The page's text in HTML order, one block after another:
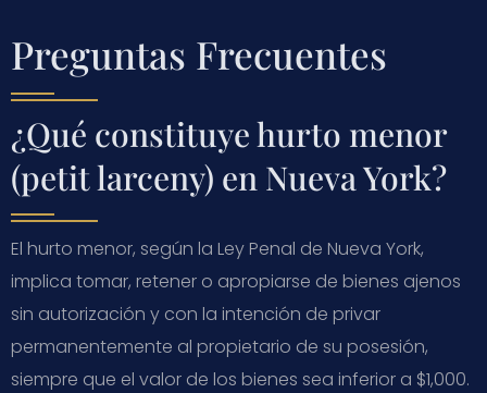
Preguntas Frecuentes
¿Qué constituye hurto menor
(petit larceny) en Nueva York?
El hurto menor, según la Ley Penal de Nueva York,
implica tomar, retener o apropiarse de bienes ajenos
sin autorización y con la intención de privar
permanentemente al propietario de su posesión,
siempre que el valor de los bienes sea inferior a $1,000.